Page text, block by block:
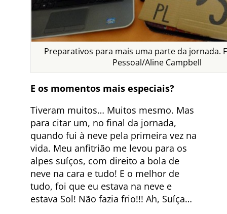
Preparativos para mais uma parte da jornada.
Pessoal/Aline Campbell
E os momentos mais especiais?
Tiveram muitos… Muitos mesmo. Mas
para citar um, no final da jornada,
quando fui à neve pela primeira vez na
vida. Meu anfitrião me levou para os
alpes suíços, com direito a bola de
neve na cara e tudo! E o melhor de
tudo, foi que eu estava na neve e
estava Sol! Não fazia frio!!! Ah, Suíça…